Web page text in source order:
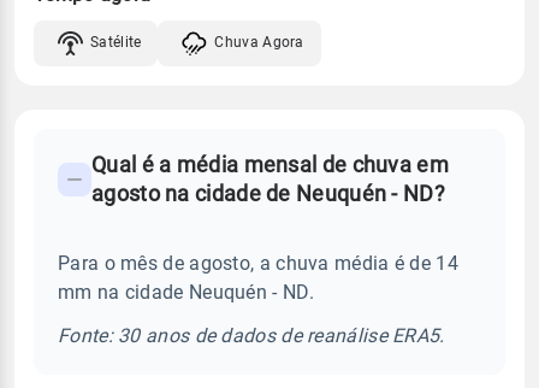
Satélite Chuva Agora
Perguntas
sobre
chuva
Qual é a média mensal de chuva em
agosto na cidade de Neuquén - ND?
Para o mês de agosto, a chuva média é de 14
mm na cidade Neuquén - ND.
Fonte: 30 anos de dados de reanálise ERA5.